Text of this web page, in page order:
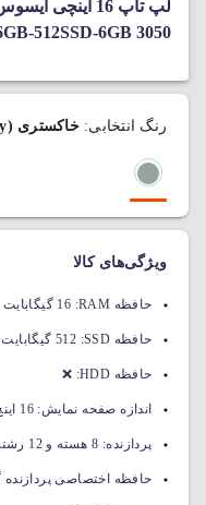
512SSD-6GB 3050
رنگ انتخابی:خاکستری (Mecha Gray)
ویژگی‌های کالا
حافظه RAM: 16 گیگابایت
حافظه SSD: 512 گیگابایت
حافظه HDD: ❌
اندازه صفحه نمایش:16 اینچ
پردازنده: 8 هسته و 12 رشته/Core 5 210H
حافظه اختصاصی پردازنده